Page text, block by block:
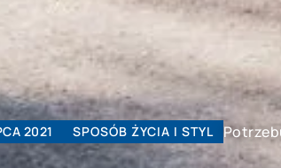
2021 SPOSÓB ŻYCIA I STYL